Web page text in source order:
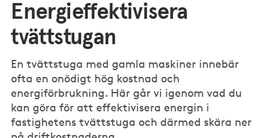
Energieffektivisera
tvättstugan
En tvättstuga med gamla maskiner innebär
ofta en onödigt hög kostnad och
energiförbrukning. Här går vi igenom vad du
kan göra för att effektivisera energin i
fastighetens tvättstuga och därmed skära ner